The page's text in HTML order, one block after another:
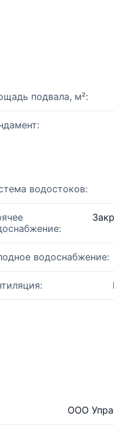
подвала, м²:
водостоков:
водоснабжение:
ООО